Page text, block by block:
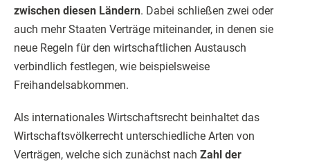
zwischen diesen Ländern. Dabei schließen zwei oder
auch mehr Staaten Verträge miteinander, in denen sie
neue Regeln für den wirtschaftlichen Austausch
verbindlich festlegen, wie beispielsweise
Freihandelsabkommen.
Als internationales Wirtschaftsrecht beinhaltet das
Wirtschaftsvölkerrecht unterschiedliche Arten von
Verträgen, welche sich zunächst nach Zahl der